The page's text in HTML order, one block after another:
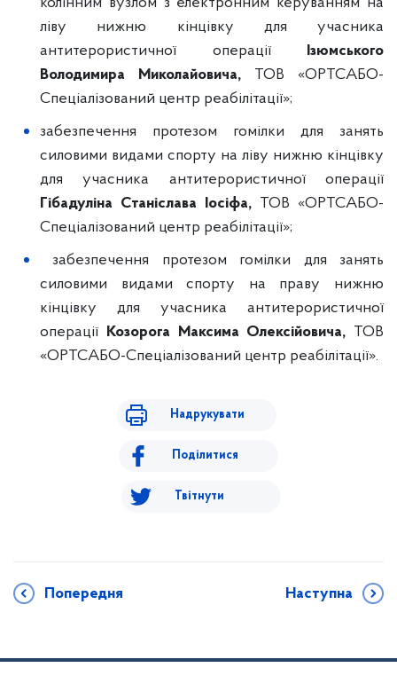
ліву нижню кінцівку для учасника
антитерористичної операції Ізюмського
Володимира Миколайовича, ТОВ «ОРТСАБО-
Спеціалізований центр реабілітації»;
забезпечення протезом гомілки для занять
силовими видами спорту на ліву нижню кінцівку
для учасника антитерористичної операції
Гібадуліна Станіслава Іосіфа, ТОВ «ОРТСАБО-
Спеціалізований центр реабілітації»;
забезпечення протезом гомілки для занять
силовими видами спорту на праву нижню
кінцівку для учасника антитерористичної
операції Козорога Максима Олексійовича, ТОВ
«ОРТСАБО-Спеціалізований центр реабілітації».
Надрукувати
Поділитися
Твітнути
Попередня Наступна